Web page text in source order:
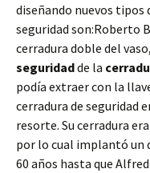
diseñando nuevos tipos
seguridad son:Roberto
cerradura doble del
seguridadde la
podía extraer con la
cerradura de seguridad
resorte. Su cerradura
por lo cual implantó un
60 años hasta que